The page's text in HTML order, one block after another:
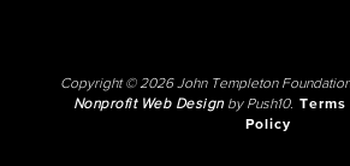
Copyright © 2026 John Templeton
Nonprofit Web Designby Push10.
Policy